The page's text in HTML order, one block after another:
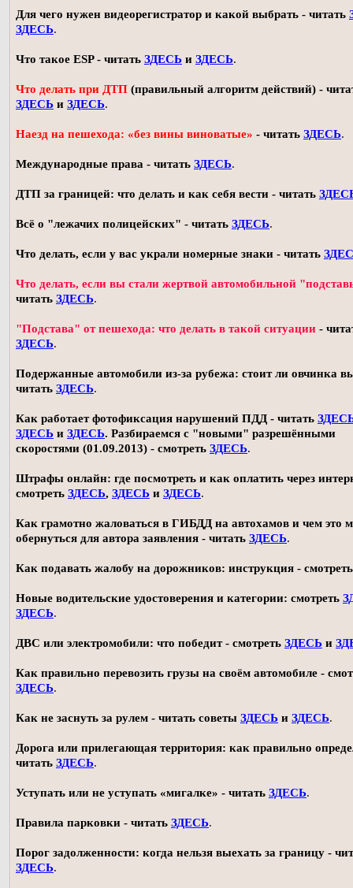
Для чего нужен видеорегистратор и какой выбрать - читать
ЗДЕСЬ.
Что такое ESP - читать ЗДЕСЬ и ЗДЕСЬ.
Что делать при ДТП (правильный алгоритм действий) -
ЗДЕСЬ и ЗДЕСЬ.
Наезд на пешехода: «без вины виноватые» - читать ЗДЕСЬ.
Международные права - читать ЗДЕСЬ.
ДТП за границей: что делать и как себя вести - читать
Всё о "лежачих полицейских" - читать ЗДЕСЬ.
Что делать, если у вас украли номерные знаки - читать
Что делать, если вы стали жертвой автомобильной
читать ЗДЕСЬ.
"Подстава" от пешехода: что делать в такой ситуации -
ЗДЕСЬ.
Подержанные автомобили из-за рубежа: стоит ли овчинка
читать ЗДЕСЬ.
Как работает фотофиксация нарушений ПДД - читать
ЗДЕСЬ и ЗДЕСЬ. Разбираемся с "новыми" разрешёнными
скоростями (01.09.2013) - смотреть ЗДЕСЬ.
Штрафы онлайн: где посмотреть и как оплатить через
смотреть ЗДЕСЬ, ЗДЕСЬ и ЗДЕСЬ.
Как грамотно жаловаться в ГИБДД на автохамов и чем это
обернуться для автора заявления - читать ЗДЕСЬ.
Как подавать жалобу на дорожников: инструкция -
Новые водительские удостоверения и категории: смотреть
ЗДЕСЬ.
ДВС или электромобили: что победит - смотреть ЗДЕСЬ и
Как правильно перевозить грузы на своём автомобиле -
ЗДЕСЬ.
Как не заснуть за рулем - читать советы ЗДЕСЬ и ЗДЕСЬ.
Дорога или прилегающая территория: как правильно
читать ЗДЕСЬ.
Уступать или не уступать «мигалке» - читать ЗДЕСЬ.
Правила парковки - читать ЗДЕСЬ.
Порог задолженности: когда нельзя выехать за границу -
ЗДЕСЬ.